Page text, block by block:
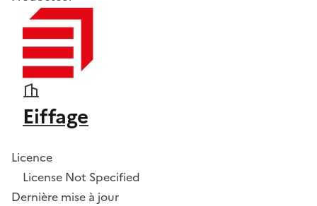
Eiffage
Licence
License Not Specified
Dernière mise à jour